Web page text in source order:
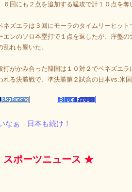
６回にも２点を追加する猛攻で計１０点を奪
ズエラは３回にモーラのタイムリーヒット
エンのソロ本塁打で１点を返したが、序盤
乱れも響いた。
がかみ合った韓国は１０対２でベネズエラ
れる決勝戦で、準決勝第２試合の日本vs.米国
なぁ 日本も続け！
ポーツニュース ★